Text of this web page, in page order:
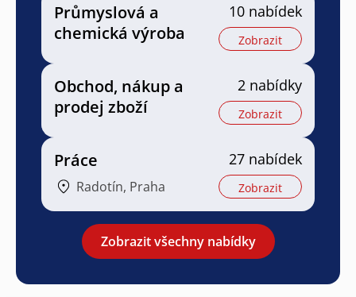
Průmyslová a
chemická výroba
10 nabídek
Zobrazit
Obchod, nákup a
prodej zboží
2 nabídky
Zobrazit
Práce
Radotín, Praha
27 nabídek
Zobrazit
Zobrazit všechny nabídky